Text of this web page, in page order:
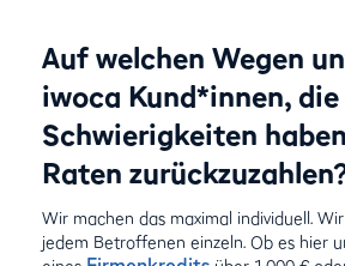
Auf welchen Wegen
iwoca Kund*innen, die
Schwierigkeiten
Raten
Wir machen das maximal individuell.
jedem Betroffenen einzeln. Ob es hier